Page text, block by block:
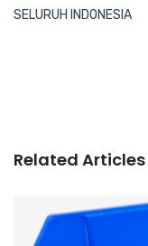
SELURUH INDONESIA
Related Articles